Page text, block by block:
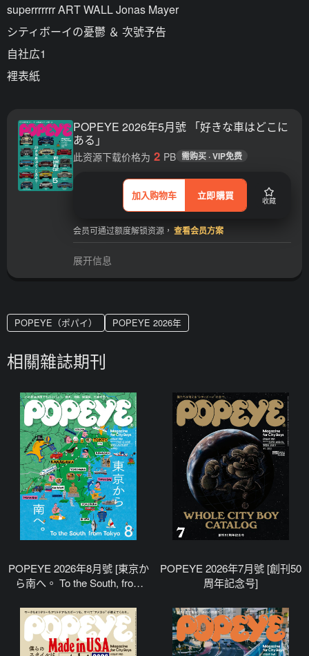
superrrrrrr ART WALL Jonas Mayer
シティボーイの憂鬱 ＆ 次號予告
自社広1
裡表紙
POPEYE 2026年5月號 「好きな車はどこに
ある」
加入购物车 立即購買 收藏
此资源下载价格为 2 PB 需购买 · VIP免费
会员可通过额度解锁资源， 查看会员方案
展开信息
POPEYE（ポパイ） POPEYE 2026年
相關雜誌期刊
POPEYE 2026年8月號 [東京か
ら南へ。 To the South, from
POPEYE 2026年7月號 [創刊50
周年記念号]